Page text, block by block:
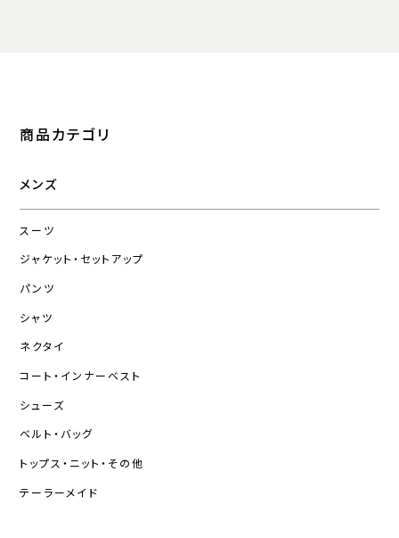
商品カテゴリ
メンズ
スーツ
ジャケット・セットアップ
パンツ
シャツ
ネクタイ
コート・インナーベスト
シューズ
ベルト・バッグ
トップス・ニット・その他
テーラーメイド